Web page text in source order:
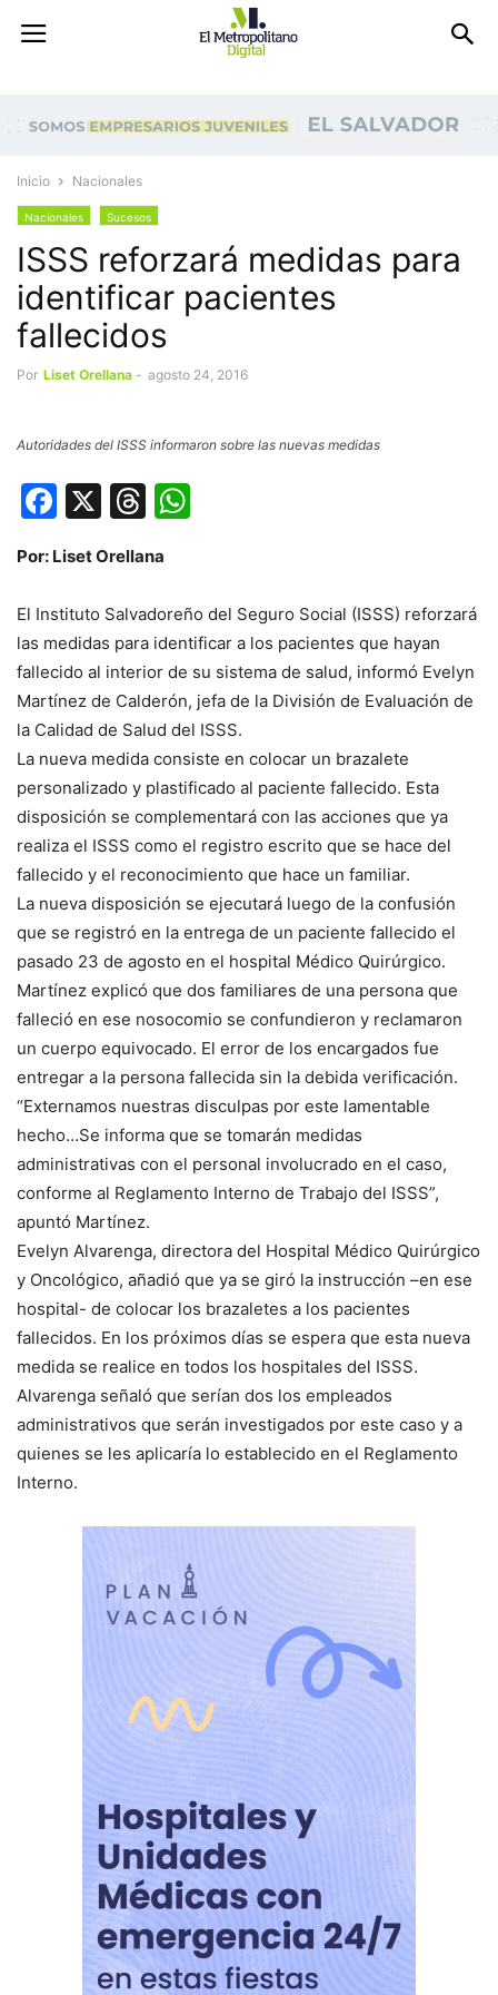
Inicio Nacionales
Nacionales Sucesos
ISSS reforzará medidas para
identificar pacientes
fallecidos
Por Liset Orellana - agosto 24, 2016
Autoridades del ISSS informaron sobre las nuevas medidas
Facebook
X Threads
Por: Liset Orellana
El Instituto Salvadoreño del Seguro Social (ISSS) reforzará
las medidas para identificar a los pacientes que hayan
fallecido al interior de su sistema de salud, informó Evelyn
Martínez de Calderón, jefa de la División de Evaluación de
la Calidad de Salud del ISSS.
La nueva medida consiste en colocar un brazalete
personalizado y plastificado al paciente fallecido. Esta
disposición se complementará con las acciones que ya
realiza el ISSS como el registro escrito que se hace del
fallecido y el reconocimiento que hace un familiar.
La nueva disposición se ejecutará luego de la confusión
que se registró en la entrega de un paciente fallecido el
pasado 23 de agosto en el hospital Médico Quirúrgico.
Martínez explicó que dos familiares de una persona que
falleció en ese nosocomio se confundieron y reclamaron
un cuerpo equivocado. El error de los encargados fue
entregar a la persona fallecida sin la debida verificación.
“Externamos nuestras disculpas por este lamentable
hecho…Se informa que se tomarán medidas
administrativas con el personal involucrado en el caso,
conforme al Reglamento Interno de Trabajo del ISSS”,
apuntó Martínez.
Evelyn Alvarenga, directora del Hospital Médico Quirúrgico
y Oncológico, añadió que ya se giró la instrucción –en ese
hospital- de colocar los brazaletes a los pacientes
fallecidos. En los próximos días se espera que esta nueva
medida se realice en todos los hospitales del ISSS.
Alvarenga señaló que serían dos los empleados
administrativos que serán investigados por este caso y a
quienes se les aplicaría lo establecido en el Reglamento
Interno.